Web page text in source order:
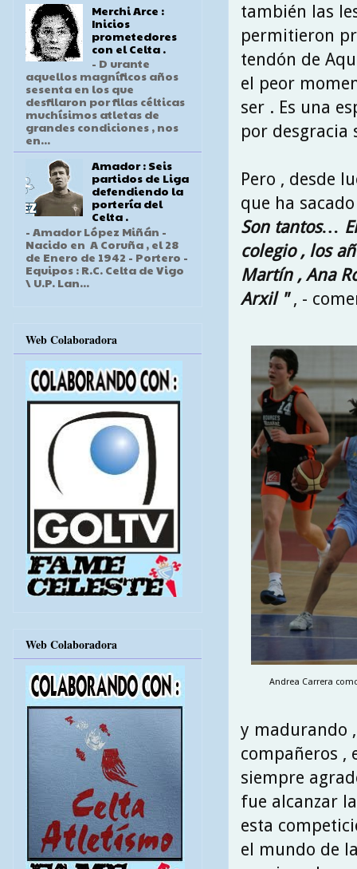
también las
permitieron
tendón de
el peor
ser . Es una
por desgracia
Pero , desde
que ha
Son tantos…
colegio , los
Martín , Ana
Arxil ", -
Andrea Carrera
y madurando
compañeros ,
siempre
fue alcanzar
esta
el mundo de
Merchi Arce :
Inicios
prometedores
con el Celta .
- D urante
aquellos magníficos años
sesenta en los que
desfilaron por filas célticas
muchísimos atletas de
grandes condiciones , nos
en...
Amador : Seis
partidos de Liga
defendiendo la
portería del
Celta .
- Amador López Miñán -
Nacido en A Coruña , el 28
de Enero de 1942 - Portero -
Equipos : R.C. Celta de Vigo
\ U.P. Lan...
Web Colaboradora
Web Colaboradora